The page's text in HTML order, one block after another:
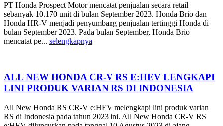
PT Honda Prospect Motor mencatat penjualan secara retail
sebanyak 10.170 unit di bulan September 2023. Honda Brio dan
Honda HR-V menjadi penyumbang penjualan tertinggi Honda di
bulan September 2023. Pada bulan September, Honda Brio
mencatat pe... selengkapnya
ALL NEW HONDA CR-V RS E:HEV LENGKAPI
LINI PRODUK VARIAN RS DI INDONESIA
All New Honda RS CR-V e:HEV melengkapi lini produk varian
RS di Indonesia pada tahun 2023 ini. All New Honda CR-V RS